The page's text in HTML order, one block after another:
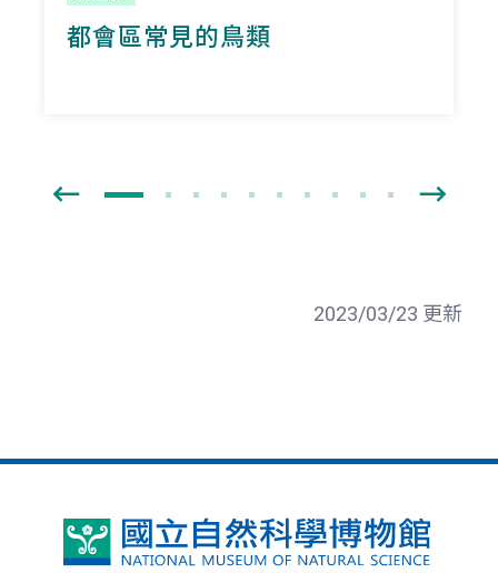
都會區常見的鳥類
2023/03/23 更新
國